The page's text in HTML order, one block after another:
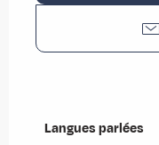
Langues parlées
Langues parlées